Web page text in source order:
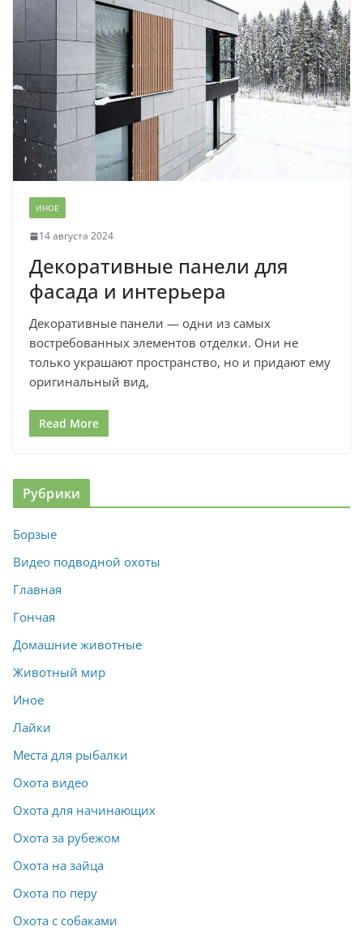
ИНОЕ
14 августа 2024
Декоративные панели для
фасада и интерьера
Декоративные панели — одни из самых
востребованных элементов отделки. Они не
только украшают пространство, но и придают ему
оригинальный вид,
Read More
Рубрики
Борзые
Видео подводной охоты
Главная
Гончая
Домашние животные
Животный мир
Иное
Лайки
Места для рыбалки
Охота видео
Охота для начинающих
Охота за рубежом
Охота на зайца
Охота по перу
Охота с собаками